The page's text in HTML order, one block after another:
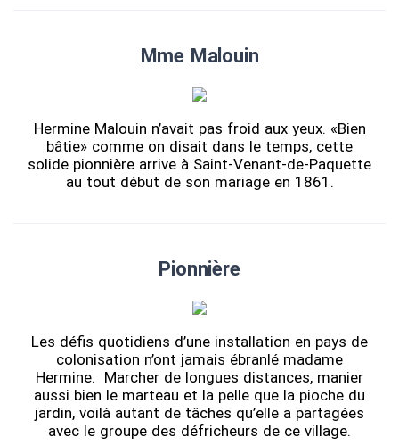
Mme Malouin
Hermine Malouin n’avait pas froid aux yeux. «Bien
bâtie» comme on disait dans le temps, cette
solide pionnière arrive à Saint-Venant-de-Paquette
au tout début de son mariage en 1861.
Pionnière
Les défis quotidiens d’une installation en pays de
colonisation n’ont jamais ébranlé madame
Hermine. Marcher de longues distances, manier
aussi bien le marteau et la pelle que la pioche du
jardin, voilà autant de tâches qu’elle a partagées
avec le groupe des défricheurs de ce village.